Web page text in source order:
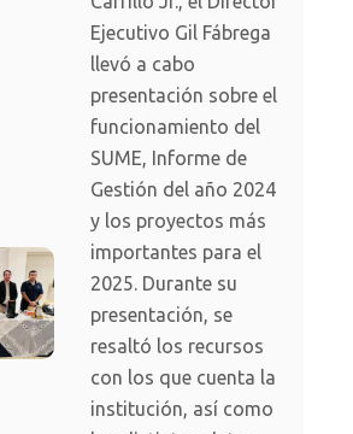
Ejecutivo Gil Fábrega
llevó a cabo
presentación sobre el
funcionamiento del
SUME, Informe de
Gestión del año 2024
y los proyectos más
importantes para el
2025. Durante su
presentación, se
resaltó los recursos
con los que cuenta la
institución, así como